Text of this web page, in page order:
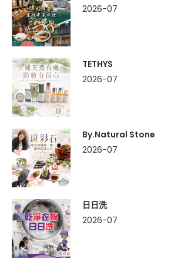
2026-07
TETHYS
2026-07
By.Natural Stone
2026-07
日日洗
2026-07